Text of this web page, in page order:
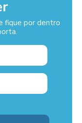
fique por dentro